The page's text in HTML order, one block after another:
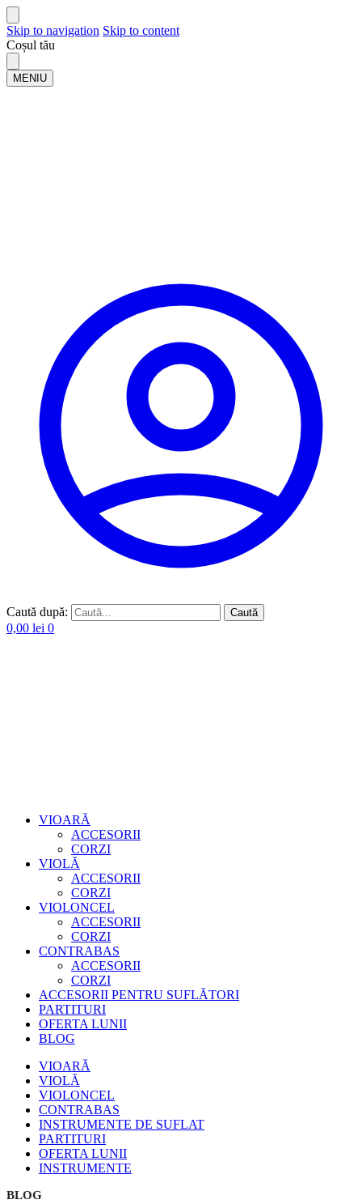
Skip to navigation Skip to content
Coșul tău
MENIU
Caută după: Caută
0,00 lei 0
VIOARĂ
ACCESORII
CORZI
VIOLĂ
ACCESORII
CORZI
VIOLONCEL
ACCESORII
CORZI
CONTRABAS
ACCESORII
CORZI
ACCESORII PENTRU SUFLĂTORI
PARTITURI
OFERTA LUNII
BLOG
VIOARĂ
VIOLĂ
VIOLONCEL
CONTRABAS
INSTRUMENTE DE SUFLAT
PARTITURI
OFERTA LUNII
INSTRUMENTE
BLOG